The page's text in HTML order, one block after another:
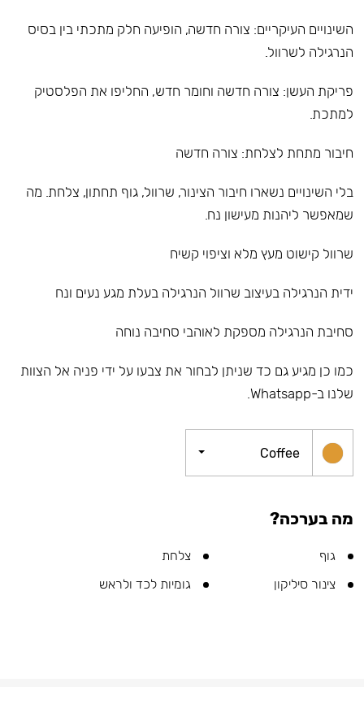
השינויים העיקריים: צורה חדשה, הופיעה חלק מתכתי בין בסיס
הנרגילה לשרוול.
פריקת העשן: צורה חדשה וחומר חדש, החליפו את הפלסטיק
למתכת.
חיבור מתחת לצלחת: צורה חדשה
בלי השינויים נשארו חיבור הצינור, שרוול, גוף תחתון, צלחת. מה
שמאפשר ליהנות מעישון נח.
שרוול קישוט מעץ מלא וציפוי קשיח
ידית הנרגילה בעיצוב שרוול הנרגילה בעלת מגע נעים ונח
סחיבת הנרגילה מספקת לאוהבי סחיבה נוחה
כמו כן מגיע גם כד שניתן לבחור את צבעו על ידי פניה אל הצוות
שלנו ב-Whatsapp.
Coffee
מה בערכה?
גוף
צלחת
צינור סיליקון
גומיות לכד ולראש